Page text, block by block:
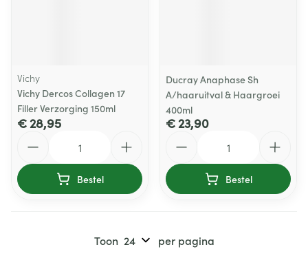
Vichy
Vichy Dercos Collagen 17
Filler Verzorging 150ml
€ 28,95
Bestel
Ducray Anaphase Sh
A/haaruitval & Haargroei
400ml
€ 23,90
Bestel
Toon per pagina